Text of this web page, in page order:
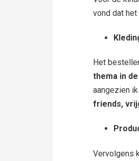
vond dat
Het
thema in de
aangezien ik
friends,
Vervolgens